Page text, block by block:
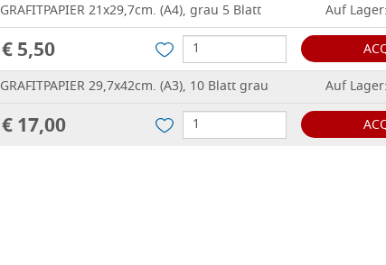
GRAFITPAPIER 21x29,7cm. (A4), grau 5 Blatt
Auf
€ 5,50
GRAFITPAPIER 29,7x42cm. (A3), 10 Blatt grau
Auf
€ 17,00